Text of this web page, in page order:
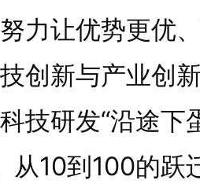
力让优势更优
创新与产业创
技研发“沿途下
从10到100的跃